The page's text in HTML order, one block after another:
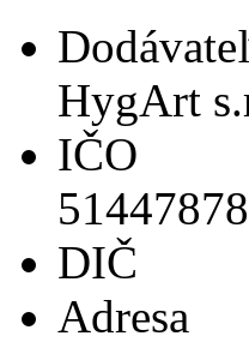
HygArt
IČO
51447878
DIČ
Adresa